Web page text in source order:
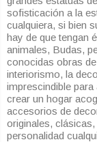
sofisticación a la
cualquiera, si bien
hay de que tengan
animales, Budas,
conocidas obras
interiorismo, la
imprescindible
crear un hogar
accesorios de
originales,
personalidad